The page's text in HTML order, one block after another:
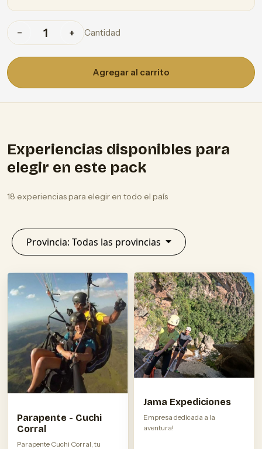
− + Cantidad
Agregar al carrito
Experiencias disponibles para
elegir en este pack
18 experiencias para elegir en todo el país
Provincia: Todas las provincias
Parapente - Cuchi
Corral
Parapente Cuchi Corral, tu
Jama Expediciones
Empresa dedicada a la
aventura!